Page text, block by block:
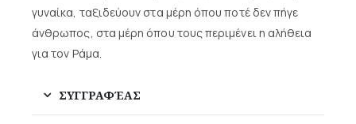
γυναίκα, ταξιδεύουν στα μέρη όπου ποτέ δεν πήγε
άνθρωπος, στα μέρη όπου τους περιμένει η αλήθεια
για τον Ράμα.
ΣΥΓΓΡΑΦΈΑΣ